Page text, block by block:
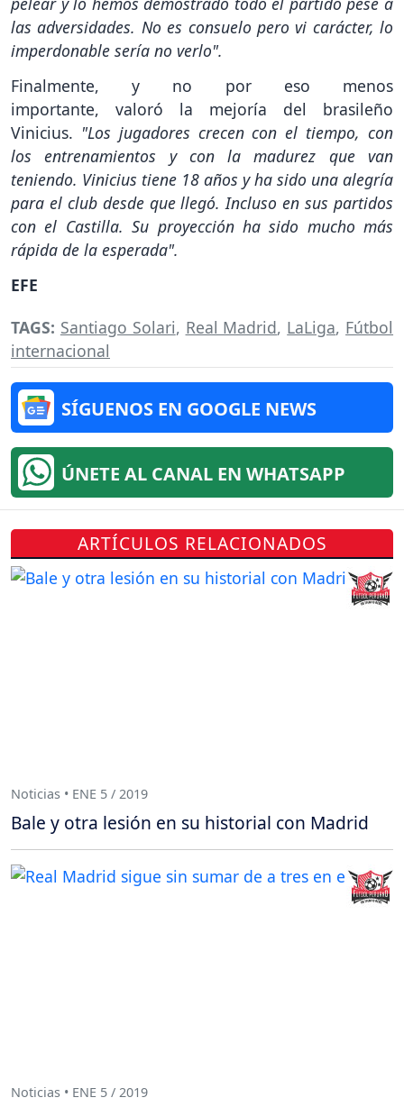
las adversidades. No es consuelo pero vi carácter, lo
imperdonable sería no verlo".
Finalmente, y no por eso menos
importante, valoró la mejoría del brasileño
Vinicius. "Los jugadores crecen con el tiempo, con
los entrenamientos y con la madurez que van
teniendo. Vinicius tiene 18 años y ha sido una alegría
para el club desde que llegó. Incluso en sus partidos
con el Castilla. Su proyección ha sido mucho más
rápida de la esperada".
EFE
TAGS: Santiago Solari, Real Madrid, LaLiga, Fútbol
internacional
SÍGUENOS EN GOOGLE NEWS
ÚNETE AL CANAL EN WHATSAPP
ARTÍCULOS RELACIONADOS
Noticias • ENE 5 / 2019
Bale y otra lesión en su historial con Madrid
Noticias • ENE 5 / 2019